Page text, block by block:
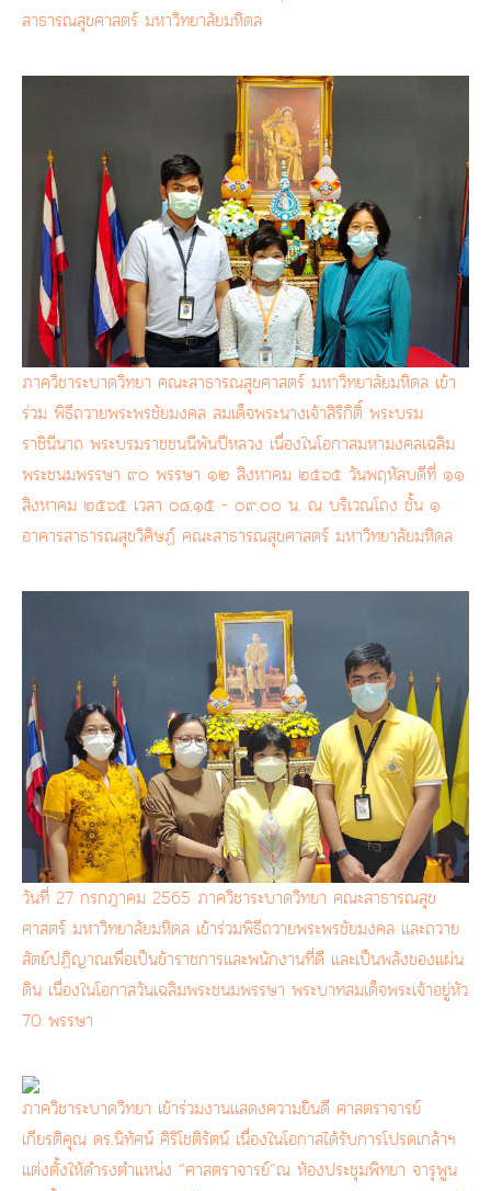
สาธารณสุขศาสตร์ มหาวิทยาลัยมหิดล
ภาควิชาระบาดวิทยา คณะสาธารณสุขศาสตร์ มหาวิทยาลัยมหิดล เข้า
ร่วม พิธีถวายพระพรชัยมงคล สมเด็จพระนางเจ้าสิริกิติ์ พระบรม
ราชินีนาถ พระบรมราชชนนีพันปีหลวง เนื่องในโอกาสมหามงคลเฉลิม
พระชนมพรรษา ๙๐ พรรษา ๑๒ สิงหาคม ๒๕๖๕ วันพฤหัสบดีที่ ๑๑
สิงหาคม ๒๕๖๕ เวลา ๐๘.๑๕ - ๐๙.๐๐ น. ณ บริเวณโถง ชั้น ๑
อาคารสาธารณสุขวิศิษฏ์ คณะสาธารณสุขศาสตร์ มหาวิทยาลัยมหิดล
วันที่ 27 กรกฎาคม 2565 ภาควิชาระบาดวิทยา คณะสาธารณสุข
ศาสตร์ มหาวิทยาลัยมหิดล เข้าร่วมพิธีถวายพระพรชัยมงคล และถวาย
สัตย์ปฏิญาณเพื่อเป็นข้าราชการและพนักงานที่ดี และเป็นพลังของแผ่น
ดิน เนื่องในโอกาสวันเฉลิมพระชนมพรรษา พระบาทสมเด็จพระเจ้าอยู่หัว
70 พรรษา
ภาควิชาระบาดวิทยา เข้าร่วมงานแสดงความยินดี ศาสตราจารย์
เกียรติคุณ ดร.นิทัศน์ ศิริโชติรัตน์ เนื่องในโอกาสได้รับการโปรดเกล้าฯ
แต่งตั้งให้ดำรงตำแหน่ง “ศาสตราจารย์”ณ ห้องประชุมพิทยา จารุพูน